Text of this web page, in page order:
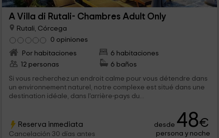
A Villa di Rutali- Chambres Adult Only
Rutali, Córcega
0 opiniones
Por habitaciones
6 habitaciones
12 personas
6 baños
Si vous recherchez un endroit calme pour vous détendre dans
un environnement naturel, notre complexe est situé dans une
destination idéale, dans l'arrière-pays du...
Reserva inmediata
Cancelación 30 días antes
desde 48€
persona y noche